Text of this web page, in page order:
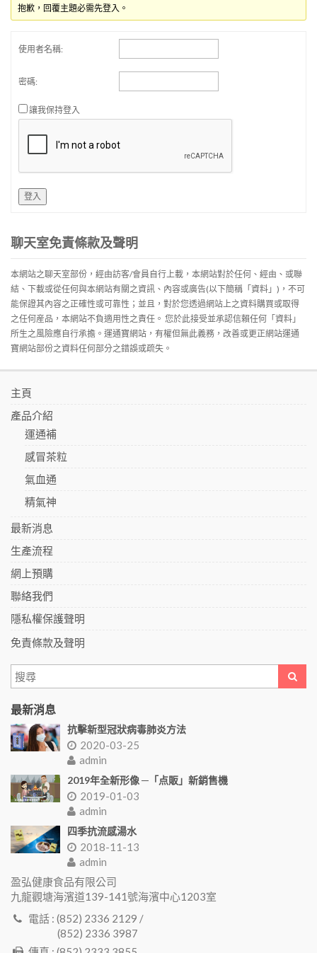
抱歉，回覆主題必需先登入。
使用者名稱:
密碼:
讓我保持登入
登入
聊天室免責條款及聲明
本網站之聊天室部份，經由訪客/會員自行上載，本網站對於任何、經由、或聯
結、下載或從任何與本網站有關之資訊、內容或廣告(以下簡稱「資料」)，不可
能保證其內容之正確性或可靠性；並且，對於您透過網站上之資料購買或取得
之任何産品，本網站不負適用性之責任。 您於此接受並承認信賴任何「資料」
所生之風險應自行承擔。運通寶網站，有權但無此義務，改善或更正網站運通
寶網站部份之資料任何部分之錯誤或疏失。
主頁
產品介紹
運通補
感冒茶粒
氣血通
精氣神
最新消息
生產流程
網上預購
聯絡我們
隱私權保護聲明
免責條款及聲明
最新消息
抗擊新型冠狀病毒肺炎方法
2020-03-25
admin
2019年全新形像 ─「点販」新銷售機
2019-01-03
admin
四季抗流感湯水
2018-11-13
admin
盈弘健康食品有限公司
九龍觀塘海濱道139-141號海濱中心1203室
電話 : (852) 2336 2129 /
(852) 2336 3987